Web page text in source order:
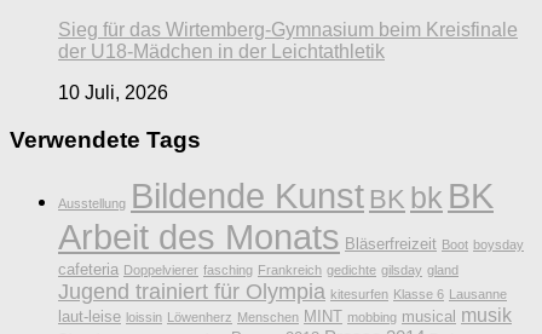
Sieg für das Wirtemberg-Gymnasium beim Kreisfinale
der U18-Mädchen in der Leichtathletik
10 Juli, 2026
Verwendete Tags
Ausstellung Bildende Kunst BK bk BK
Arbeit des Monats Bläserfreizeit Boot boysday
cafeteria Doppelvierer fasching Frankreich gedichte gilsday gland
Jugend trainiert für Olympia kitesurfen Klasse 6 Lausanne
laut-leise loissin Löwenherz Menschen MINT mobbing musical musik